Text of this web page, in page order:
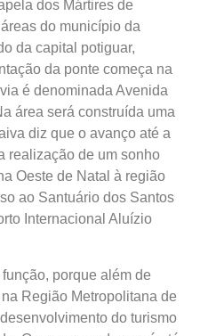
dos Mártires de
do município da
da capital potiguar,
da ponte começa na
é denominada Avenida
área será construída uma
diz que o avanço até a
realização de um sonho
Oeste de Natal à região
ao Santuário dos Santos
Internacional Aluízio
porque além de
Região Metropolitana de
do turismo